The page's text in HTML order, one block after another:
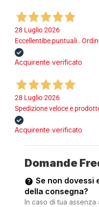
28 Luglio 2026
Eccellentibe puntuali .
Acquirente verificato
28 Luglio 2026
Spedizione veloce e
Acquirente verificato
Domande
Se non dovessi
della consegna?
In caso di tua